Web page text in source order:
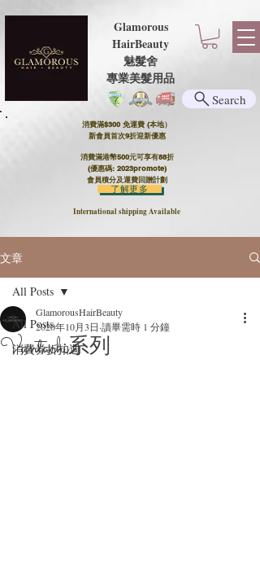
Glamorous
HairBeauty
魅髮舍
​​專業美髮用品
消費滿$300 免運費 (本地）​
新會員首次9折迎新優惠
消費滿港幣500元可享有88折
(優惠碼: 2023promote)
會員積分及運費回贈計劃
International shipping Available
了解更多
Search
文章
All Posts
消費券折扣週
All Posts
Vantachi系列
GlamorousHairBeauty
2020年10月3日 讀畢需時 1 分鐘